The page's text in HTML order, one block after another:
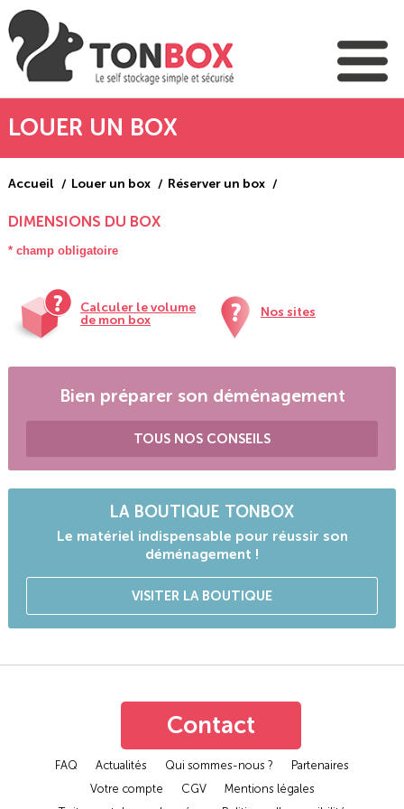
LOUER UN BOX
Accueil Louer un box Réserver un box
DIMENSIONS DU BOX
* champ obligatoire
Calculer le volume
de mon box
Nos sites
Bien préparer son déménagement
TOUS NOS CONSEILS
LA BOUTIQUE TONBOX
Le matériel indispensable pour réussir son
déménagement !
VISITER LA BOUTIQUE
FAQ Actualités Qui sommes-nous ?
Partenaires
Votre compte
CGV
Mentions légales
Contact